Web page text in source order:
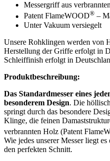
Messergriff aus
Patent FlameWOOD® –
Unter Vakuum versiegelt
Unsere Rohklingen werden von
Herstellung der Griffe erfolgt in
Schleiffinish erfolgt in
Produktbeschreibung:
Das Standardmesser eines
besonderem Design. Die
springt durch das besondere
Klinge, die feinen
verbrannten Holz (Patent
Wie jedes unserer Messer liegt
den perfekten Schnitt.